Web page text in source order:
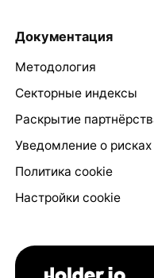
Документация
Методология
Секторные индексы
Раскрытие
Уведомление о рисках
Политика cookie
Настройки cookie